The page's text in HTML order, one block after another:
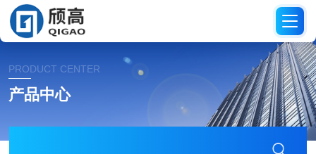
PRODUCT CENTER
产品中心